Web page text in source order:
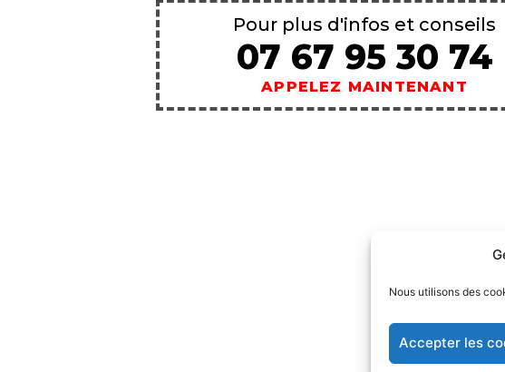
Nous utilisons des
Accepter les
Pour plus d'infos et conseils
07 67 95 30 74
APPELEZ MAINTENANT